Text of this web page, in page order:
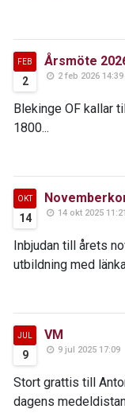
FEB
2
Årsmöte
2 feb 2026 14:39
Blekinge OF kallar
1800...
OKT
14 14 okt 2025 11:21
Inbjudan till årets
utbildning med
JUL
9
VM
9 jul 2025 17:09
Stort grattis till
dagens